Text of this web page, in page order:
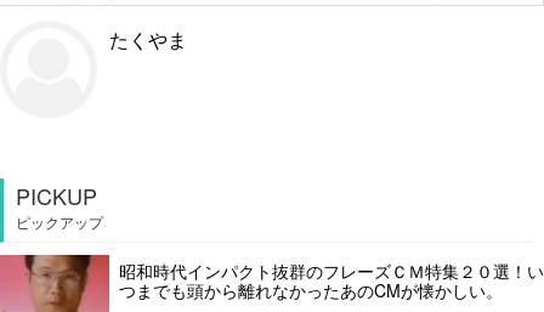
たくやま
PICKUP
ピックアップ
昭和時代インパクト抜群のフレーズＣＭ特集２０選！い
つまでも頭から離れなかったあのCMが懐かしい。